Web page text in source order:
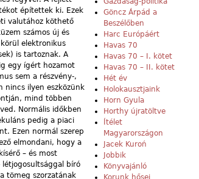
építettek ki. Ezek
valutához köthető
számos új és
elektronikus
is tartoznak. A
egy ígért hozamot
sem a részvény-,
nincs ilyen eszközünk
mind többen
Normális időkben
pedig a piaci
Ezen normál szerep
elmondani, hogy a
– és most
bíró
tömeg szorzatának
Göncz Árpád a
Beszélőben
Harc Európáért
Havas 70
Havas 70 – I. kötet
Havas 70 – II. kötet
Hét év
Holokausztjaink
Horn Gyula
Horthy újratöltve
Ítélet
Magyarországon
Jacek Kuroń
Jobbik
Könyvajánló
Korunk hősei